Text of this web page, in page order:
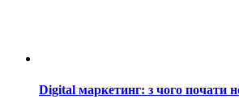
Digital маркетинг: з чого почати